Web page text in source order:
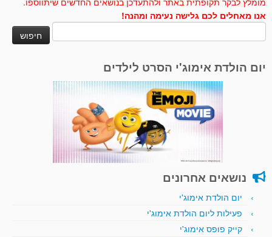
אנו מאחלים לכם גלישה נעימה ומהנה!
יום הולדת אימוג'י הסרט לילדים
נושאים אחרונים
יום הולדת אימוג'י
פעילות ליום הולדת אימוג'י
קייק פופס אימוג'י